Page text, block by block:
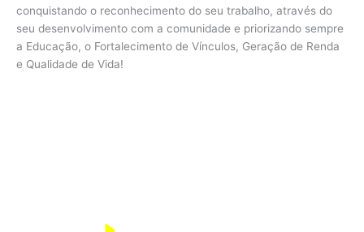
conquistando o reconhecimento do seu trabalho, através do
seu desenvolvimento com a comunidade e priorizando sempre
a Educação, o Fortalecimento de Vínculos, Geração de Renda
e Qualidade de Vida!